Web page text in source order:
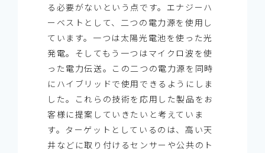
る必要がないという点です。エナジーハ
ーベストとして、二つの電力源を使用し
ています。一つは太陽光電池を使った光
発電。そしてもう一つはマイクロ波を使
った電力伝送。この二つの電力源を同時
にハイブリッドで使用できるようにしま
した。これらの技術を応用した製品をお
客様に提案していきたいと考えていま
す。ターゲットとしているのは、高い天
井などに取り付けるセンサーや公共のト